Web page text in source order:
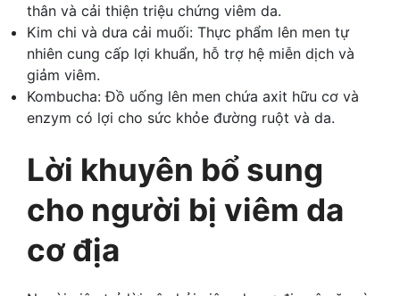
thân và cải thiện triệu chứng viêm da.
Kim chi và dưa cải muối: Thực phẩm lên men tự
nhiên cung cấp lợi khuẩn, hỗ trợ hệ miễn dịch và
giảm viêm.
Kombucha: Đồ uống lên men chứa axit hữu cơ và
enzym có lợi cho sức khỏe đường ruột và da.
Lời khuyên bổ sung
cho người bị viêm da
cơ địa